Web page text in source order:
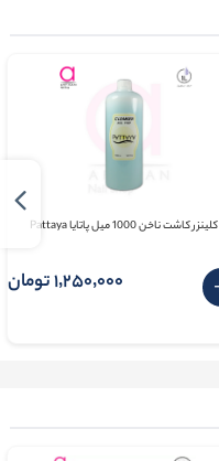
کلینزر کاشت ناخن 1000 میل پاتایا Pattaya
1٬250٬000 تومان